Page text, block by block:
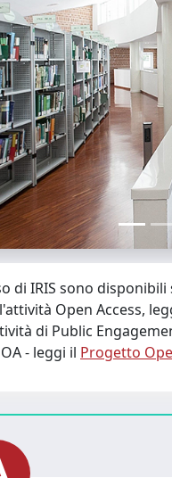
di IRIS sono disponibili
Open Access,
di Public
- leggi il Progetto